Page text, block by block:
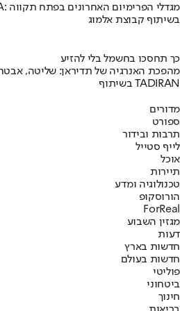
קבוצת אלמוג מציגה את פרויקט MALA: מגדלי הפרימיום האחרונים בפתח תקווה
בשיתוף קבוצת אלמוג
כך תחסכו בחשמל בלי להזיע
מהפכת האנרגיה של תדיראן: שליטה,
בשיתוף TADIRAN
מדורים
ספורט
תרבות ובידור
לייף סטייל
אוכל
תיירות
טכנולוגיה ומדע
הורוסקופ
ForReal
מגזין השבוע
דעות
חדשות בארץ
חדשות בעולם
פוליטי
ביטחוני
חינוך